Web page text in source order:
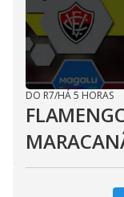
DO R7/HÁ 5 HORAS